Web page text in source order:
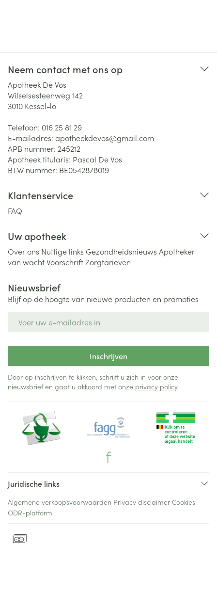
Neem contact met ons op
Apotheek De Vos
Wilselsesteenweg 142
3010 Kessel-lo
Telefoon: 016 25 81 29
E-mailadres: apotheekdevos@gmail.com
APB nummer: 245212
Apotheek titularis: Pascal De Vos
BTW nummer: BE0542878019
Klantenservice
FAQ
Uw apotheek
Over ons Nuttige links Gezondheidsnieuws Apotheker
van wachtVoorschriftZorgtarieven
Nieuwsbrief
Blijf op de hoogte van nieuwe producten en promoties
Inschrijven
Door op inschrijven te klikken, schrijft u zich in voor onze
nieuwsbrief en gaat u akkoord met onze privacy policy.
Juridische links
Algemene verkoopsvoorwaarden Privacy disclaimer Cookies
ODR-platform